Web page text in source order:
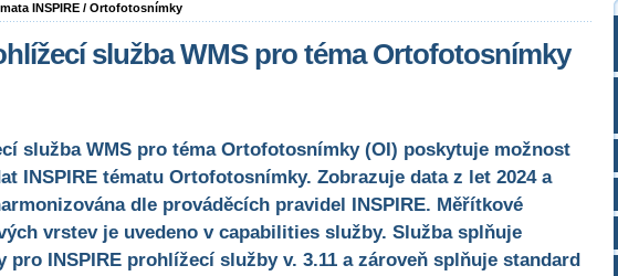
INSPIRE / Ortofotosnímky
služba WMS pro téma Ortofotosnímky
služba WMS pro téma Ortofotosnímky (OI) poskytuje možnost
INSPIRE tématu Ortofotosnímky. Zobrazuje data z let 2024 a
dle prováděcích pravidel INSPIRE. Měřítkové
vrstev je uvedeno v capabilities služby. Služba splňuje
pro INSPIRE prohlížecí služby v. 3.11 a zároveň splňuje standard